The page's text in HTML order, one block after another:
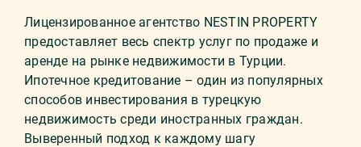
Лицензированное агентство NESTIN PROPERTY
предоставляет весь спектр услуг по продаже и
аренде на рынке недвижимости в Турции.
Ипотечное кредитование – один из популярных
способов инвестирования в турецкую
недвижимость среди иностранных граждан.
Выверенный подход к каждому шагу